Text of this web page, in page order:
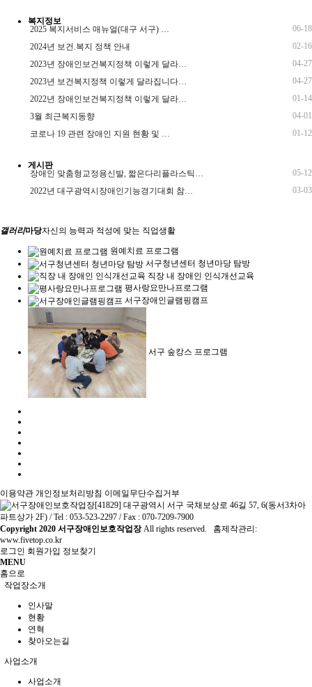
복지정보
2025 복지서비스 매뉴얼(대구 서구) …
06-18
2024년 보건.복지 정책 안내
02-16
2023년 장애인보건복지정책 이렇게 달라…
04-27
2023년 보건복지정책 이렇게 달라집니다…
04-27
2022년 장애인보건복지정책 이렇게 달라…
01-14
3월 최근복지동향
04-01
코로나 19 관련 장애인 지원 현황 및 …
01-12
게시판
장애인 맞춤형교정용신발, 짧은다리플라스틱…
05-12
2022년 대구광역시장애인기능경기대회 참…
03-03
갤러리마당자신의 능력과 적성에 맞는 직업생활
원예치료 프로그램
서구청년센터 청년마당 탐방
직장 내 장애인 인식개선교육
평사랑요만나프로그램
서구장애인글램핑캠프
서구 숲캉스 프로그램
이용약관 개인정보처리방침 이메일무단수집거부
[41829] 대구광역시 서구 국채보상로 46길 57, 6(동서3차아
파트상가 2F) / Tel : 053-523-2297 / Fax : 070-7209-7900
Copyright 2020 서구장애인보호작업장All rights reserved. 홈제작관리:
www.fivetop.co.kr
로그인 회원가입 정보찾기
MENU
홈으로
작업장소개
인사말
현황
연혁
찾아오는길
사업소개
사업소개